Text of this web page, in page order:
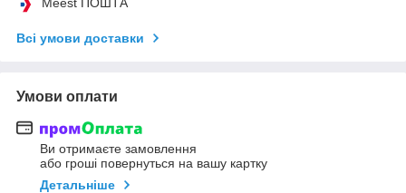
Всі умови доставки
Умови оплати
Ви отримаєте замовлення
або гроші повернуться на вашу картку
Детальніше